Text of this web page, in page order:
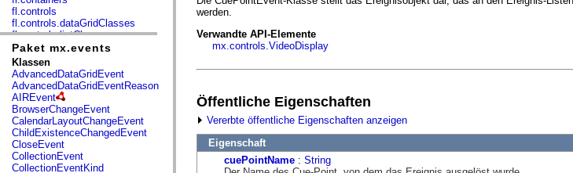
fl.controls
fl.controls.dataGridClasses
fl.controls.listClasses
fl.controls.progressBarClasses
fl.core
fl.data
fl.display
fl.events
fl.ik
fl.lang
fl.livepreview
fl.managers
fl.motion
fl.motion.easing
Paket mx.events
Klassen
AdvancedDataGridEvent
AdvancedDataGridEventReason
AIREvent
BrowserChangeEvent
CalendarLayoutChangeEvent
ChildExistenceChangedEvent
CloseEvent
CollectionEvent
CollectionEventKind
werden.
Verwandte API-Elemente
mx.controls.VideoDisplay
Öffentliche Eigenschaften
Vererbte öffentliche Eigenschaften anzeigen
Eigenschaft
cuePointName : String